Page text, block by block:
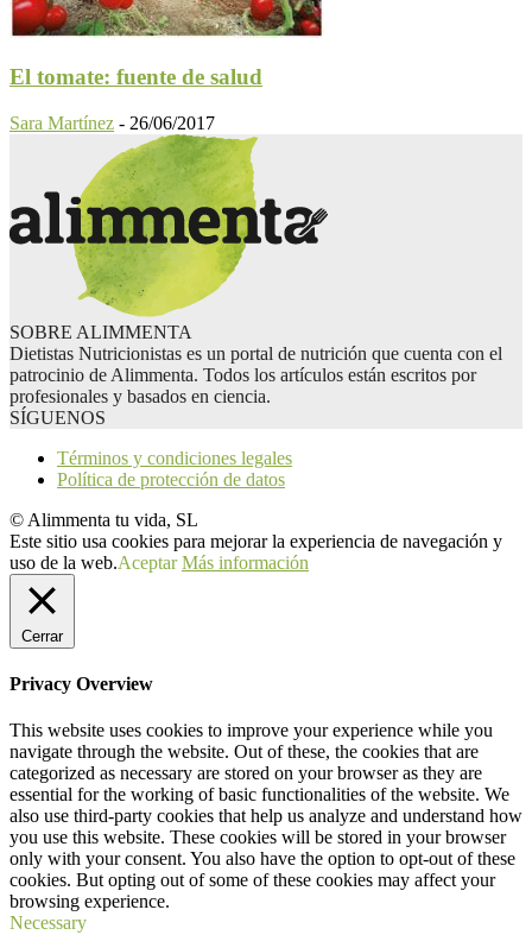
El tomate: fuente de salud
Sara Martínez - 26/06/2017
SOBRE ALIMMENTA
Dietistas Nutricionistas es un portal de nutrición que cuenta con el
patrocinio de Alimmenta. Todos los artículos están escritos por
profesionales y basados en ciencia.
SÍGUENOS
Términos y condiciones legales
Política de protección de datos
© Alimmenta tu vida, SL
Este sitio usa cookies para mejorar la experiencia de navegación y
uso de la web.Aceptar Más información
Cerrar
Privacy Overview
This website uses cookies to improve your experience while you
navigate through the website. Out of these, the cookies that are
categorized as necessary are stored on your browser as they are
essential for the working of basic functionalities of the website. We
also use third-party cookies that help us analyze and understand how
you use this website. These cookies will be stored in your browser
only with your consent. You also have the option to opt-out of these
cookies. But opting out of some of these cookies may affect your
browsing experience.
Necessary